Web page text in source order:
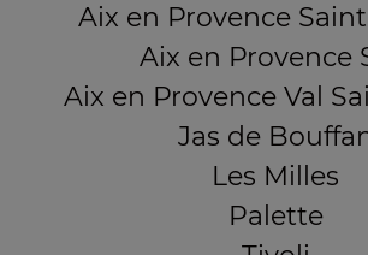
Aix en Provence
Aix en Provence
Aix en Provence Val
Jas de
Les Milles
Palette